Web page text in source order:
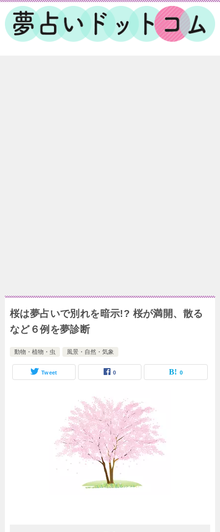
桜は夢占いで別れを暗示!? 桜が満開、散る
など６例を夢診断
動物・植物・虫 風景・自然・気象
Tweet 0 0